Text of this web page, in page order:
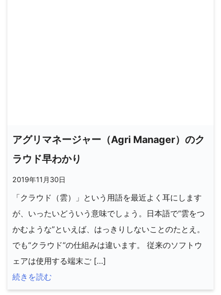
アグリマネージャー（Agri Manager）のク
ラウド早わかり
2019年11月30日
「クラウド（雲）」という用語を最近よく耳にします
が、いったいどういう意味でしょう。日本語で“雲をつ
かむような”といえば、はっきりしないことのたとえ。
でも“クラウド“の仕組みは違います。 従来のソフトウ
ェアは使用する端末ご […]
続きを読む